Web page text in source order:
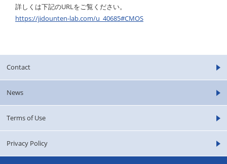
詳しくは下記のURLをご覧ください。
https://jidounten-lab.com/u_40685#CMOS
Contact
News
Terms of Use
Privacy Policy